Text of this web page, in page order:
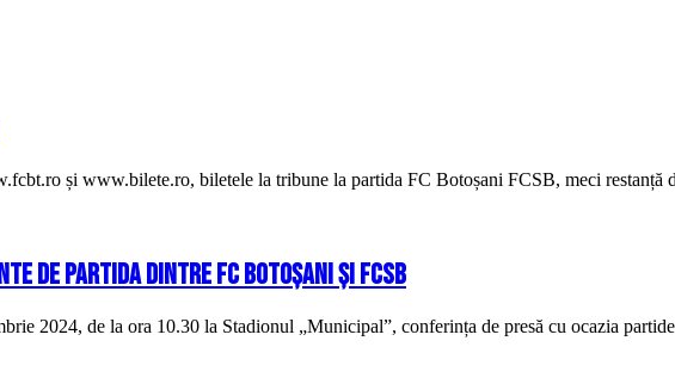
și www.bilete.ro, biletele la tribune la partida FC Botoșani FCSB, meci
de partida dintre FC Botoșani și FCSB
2024, de la ora 10.30 la Stadionul „Municipal”, conferința de presă cu ocazia